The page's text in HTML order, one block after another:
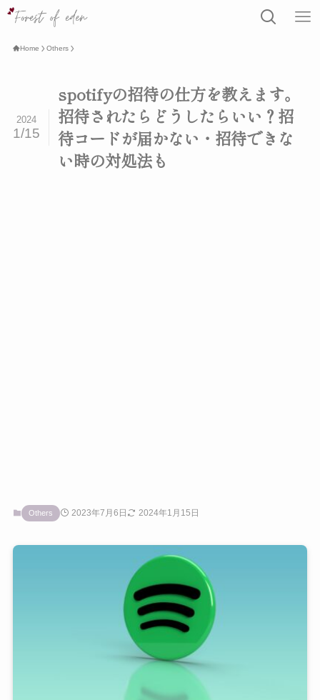
Home Others
spotifyの招待の仕方を教えます。
招待されたらどうしたらいい？招
待コードが届かない・招待できな
い時の対処法も
2024
1/15
Others 2023年7月6日 2024年1月15日